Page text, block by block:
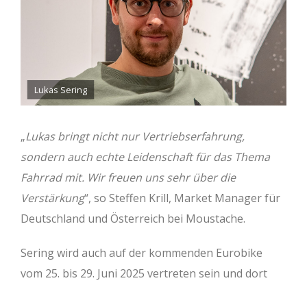
Lukas Sering
„Lukas bringt nicht nur Vertriebserfahrung,
sondern auch echte Leidenschaft für das Thema
Fahrrad mit. Wir freuen uns sehr über die
Verstärkung“, so Steffen Krill, Market Manager für
Deutschland und Österreich bei Moustache.
Sering wird auch auf der kommenden Eurobike
vom 25. bis 29. Juni 2025 vertreten sein und dort